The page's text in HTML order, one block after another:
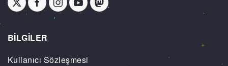
BİLGİLER
Kullanıcı Sözleşmesi